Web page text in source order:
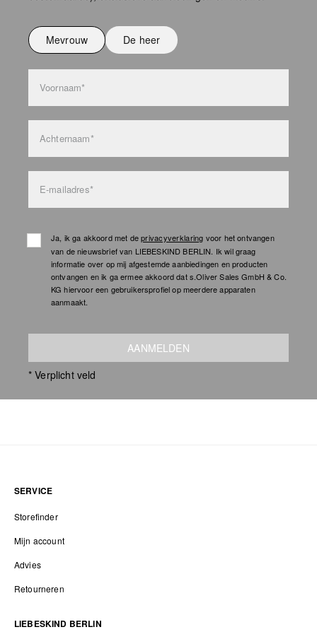
Mevrouw De heer
Voornaam*
Achternaam*
E-mailadres*
Ja, ik ga akkoord met deprivacyverklaring voor het ontvangen
van de nieuwsbrief van LIEBESKIND BERLIN. Ik wil graag
informatie over op mij afgestemde aanbiedingen en producten
ontvangen en ik ga ermee akkoord dat s.Oliver Sales GmbH & Co.
KG hiervoor een gebruikersprofiel op meerdere apparaten
aanmaakt.
AANMELDEN
* Verplicht veld
SERVICE
Storefinder
Mijn account
Advies
Retourneren
LIEBESKIND BERLIN